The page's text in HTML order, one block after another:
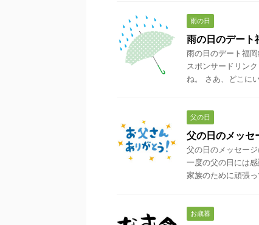
雨の日
雨の日のデート
雨の日のデート福
スポンサードリン
ね。 さあ、どこに
父の日
父の日のメッセ
父の日のメッセー
一度の父の日には
家族のために頑張
お歳暮